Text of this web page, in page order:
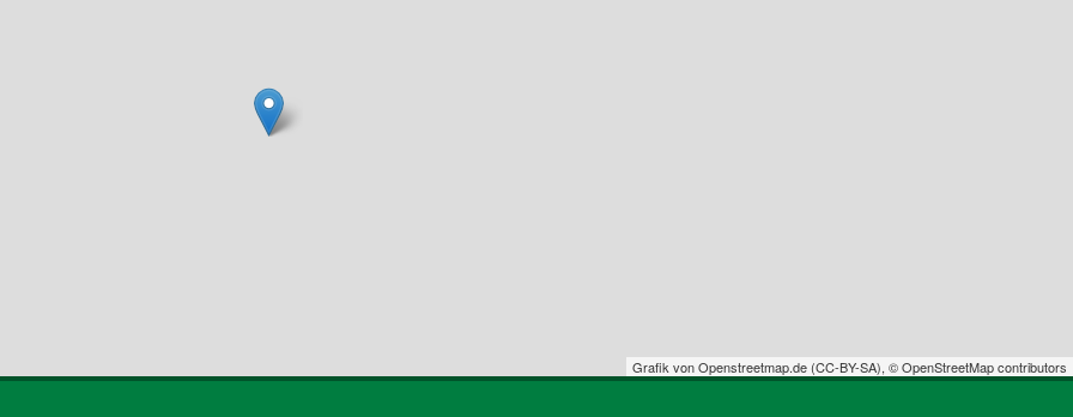
Grafik vonOpenstreetmap.de (CC-BY-SA), © OpenStreetMap contributors